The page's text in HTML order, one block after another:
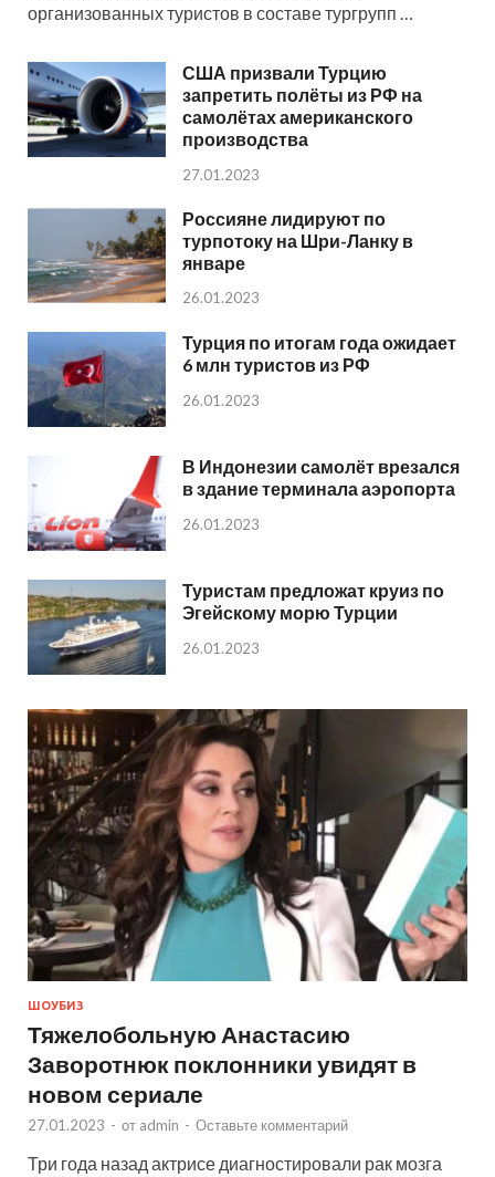
организованных туристов в составе тургрупп …
США призвали Турцию
запретить полёты из РФ на
самолётах американского
производства
27.01.2023
Россияне лидируют по
турпотоку на Шри-Ланку в
январе
26.01.2023
Турция по итогам года ожидает
6 млн туристов из РФ
26.01.2023
В Индонезии самолёт врезался
в здание терминала аэропорта
26.01.2023
Туристам предложат круиз по
Эгейскому морю Турции
26.01.2023
ШОУБИЗ
Тяжелобольную Анастасию
Заворотнюк поклонники увидят в
новом сериале
27.01.2023 - от admin - Оставьте комментарий
Три года назад актрисе диагностировали рак мозга